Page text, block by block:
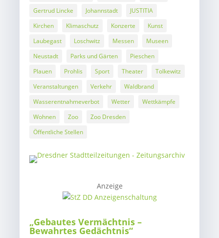
Gertrud Lincke
Johannstadt
JUSTITIA
Kirchen
Klimaschutz Konzerte
Kunst
Laubegast
Loschwitz Messen
Museen
Neustadt
Parks und Gärten
Pieschen
Plauen
Prohlis Sport Theater
Tolkewitz
Veranstaltungen
Verkehr
Waldbrand
Wasserentnahmeverbot
Wetter
Wettkämpfe
Wohnen
Zoo
Zoo Dresden
Öffentliche Stellen
Anzeige
„Gebautes Vermächtnis –
Bewahrtes Gedächtnis“